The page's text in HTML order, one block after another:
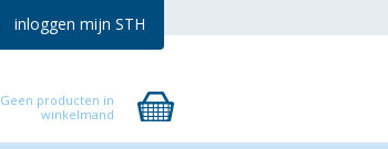
inloggen mijn STH
Geen producten in
winkelmand